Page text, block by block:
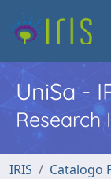
UniSa -
Research
IRIS
Catalogo